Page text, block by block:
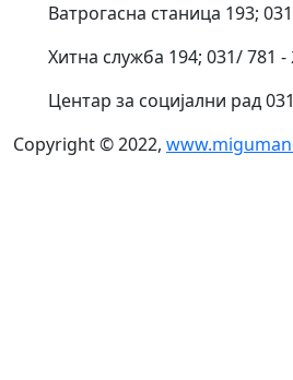
Ватрогасна станица 193;
Хитна служба 194; 031/ 781 -
Центар за социјални рад
Copyright © 2022,